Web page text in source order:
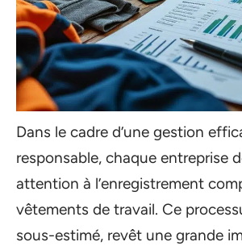
Dans le cadre d’une gestion
responsable, chaque entreprise
attention à l’enregistrement
vêtements de travail. Ce
sous-estimé, revêt une grande